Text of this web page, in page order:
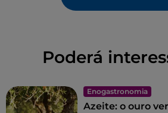
Poderá
Enogastronomia
Azeite: o ouro